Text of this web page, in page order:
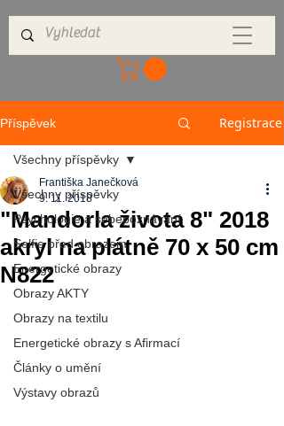
Příspěvek Registrace
Všechny příspěvky
Psychologie a sebepoznávání
Selfie před obrazem
Energetické obrazy
Obrazy AKTY
Obrazy na textilu
Energetické obrazy s Afirmací
Články o umění
Výstavy obrazů
Všechny příspěvky
"Mandorla života 8" 2018
akryl na plátně 70 x 50 cm
N822
Františka Janečková
9. 11. 2018